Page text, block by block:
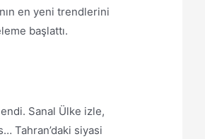
en yeni trendlerini
başlattı.
Sanal Ülke izle,
Tahran’daki siyasi